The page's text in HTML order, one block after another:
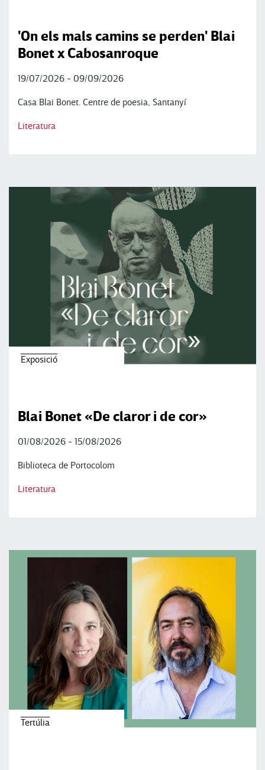
'On els mals camins se perden' Blai
Bonet x Cabosanroque
19/07/2026 - 09/09/2026
Casa Blai Bonet. Centre de poesia, Santanyí
Literatura
Exposició
Blai Bonet «De claror i de cor»
01/08/2026 - 15/08/2026
Biblioteca de Portocolom
Literatura
Tertúlia